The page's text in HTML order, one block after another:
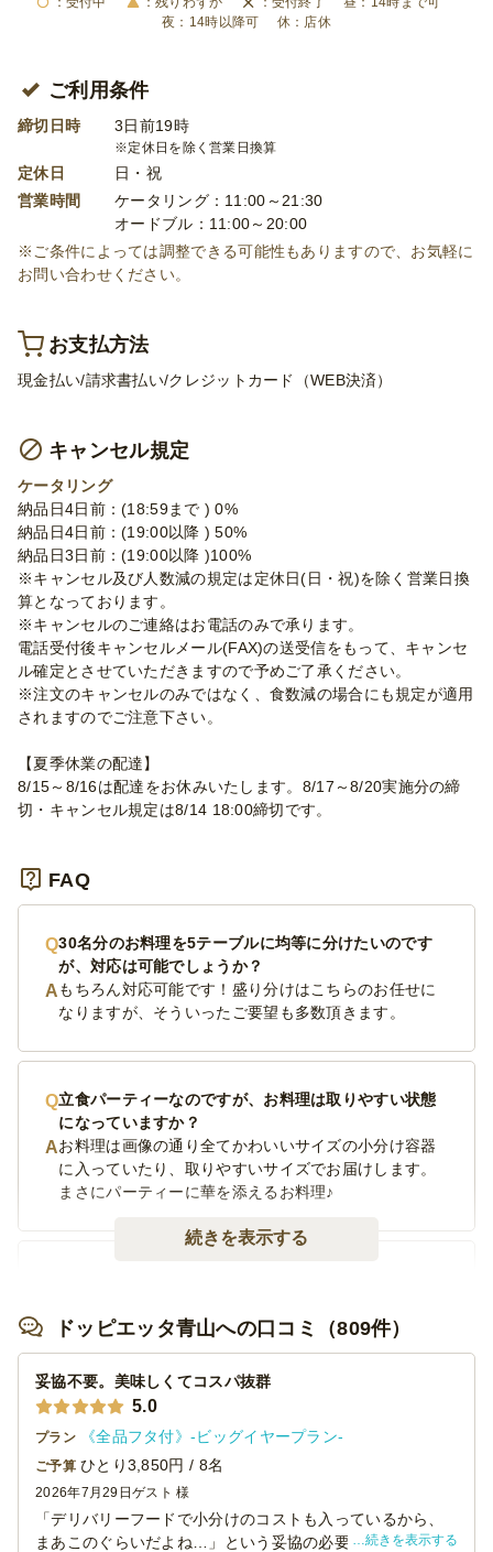
14時以降可
店休
ご利用条件
締切日時 3日前19時
※定休日を除く営業日換算
定休日
日・祝
営業時間
ケータリング：11:00～21:30
オードブル：11:00～20:00
※ご条件によっては調整できる可能性もありますので、お気軽に
お問い合わせください。
お支払方法
現金払い/請求書払い/クレジットカード（WEB決済）
キャンセル規定
ケータリング
納品日4日前：(18:59まで ) 0%
納品日4日前：(19:00以降 ) 50%
納品日3日前：(19:00以降 )100%
※キャンセル及び人数減の規定は定休日(日・祝)を除く営業日換
算となっております。
※キャンセルのご連絡はお電話のみで承ります。
電話受付後キャンセルメール(FAX)の送受信をもって、キャンセ
ル確定とさせていただきますので予めご了承ください。
※注文のキャンセルのみではなく、食数減の場合にも規定が適用
されますのでご注意下さい。
【夏季休業の配達】
8/15～8/16は配達をお休みいたします。8/17～8/20実施分の締
切・キャンセル規定は8/14 18:00締切です。
FAQ
30名分のお料理を5テーブルに均等に分けたいのです
が、対応は可能でしょうか？
もちろん対応可能です！盛り分けはこちらのお任せに
なりますが、そういったご要望も多数頂きます。
立食パーティーなのですが、お料理は取りやすい状態
になっていますか？
お料理は画像の通り全てかわいいサイズの小分け容器
に入っていたり、取りやすいサイズでお届けします。
まさにパーティーに華を添えるお料理♪
で、可能な限り柔軟にご提案させていただきます。 ※
繁忙期には対応が難しい場合もございます。予めご了
承ください。
続きを表示する
ドッピエッタ青山への口コミ（809件）
妥協不要。美味しくてコスパ抜群
5.0
プラン 《全品フタ付》-ビッグイヤープラン-
ご予算 ひとり3,850円 / 8名
2026年7月29日 ゲスト 様
「デリバリーフードで小分けのコストも入っているから、
まあこのぐらいだよね…」という妥協の必要がありませ
続きを表示する